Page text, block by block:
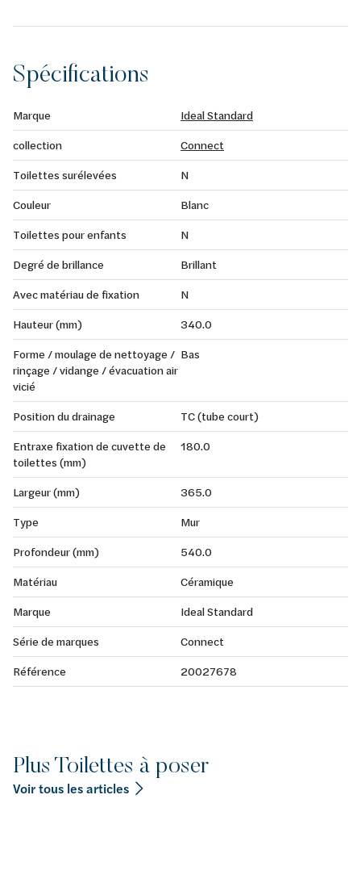
Spécifications
Marque
Ideal Standard
collection
Connect
Toilettes surélevées
N
Couleur
Blanc
Toilettes pour enfants
N
Degré de brillance
Brillant
Avec matériau de fixation
N
Hauteur (mm)
340.0
Forme / moulage de nettoyage /
rinçage / vidange / évacuation air
vicié
Bas
Position du drainage
TC (tube court)
Entraxe fixation de cuvette de
toilettes (mm)
180.0
Largeur (mm)
365.0
Type
Mur
Profondeur (mm)
540.0
Matériau
Céramique
Marque
Ideal Standard
Série de marques
Connect
Référence
20027678
Plus Toilettes à poser
Voir tous les articles